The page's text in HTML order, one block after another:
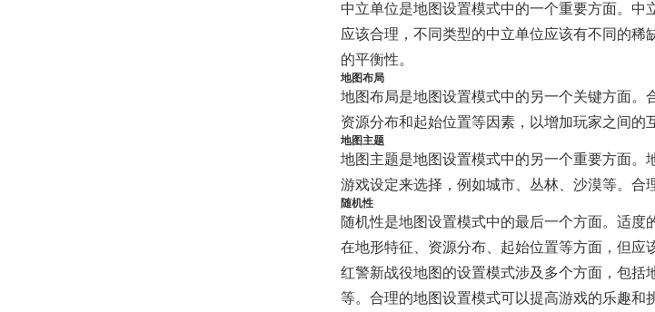
中立单位是地图设置模式中的一个重要方面。
应该合理，不同类型的中立单位应该有不同的
的平衡性。
地图布局
地图布局是地图设置模式中的另一个关键方面。
资源分布和起始位置等因素，以增加玩家之间的
地图主题
地图主题是地图设置模式中的另一个重要方面
游戏设定来选择，例如城市、丛林、沙漠等。合
随机性
随机性是地图设置模式中的最后一个方面。适
在地形特征、资源分布、起始位置等方面，但应
红警新战役地图的设置模式涉及多个方面，包
等。合理的地图设置模式可以提高游戏的乐趣和